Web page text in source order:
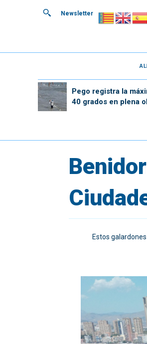
Newsletter
Pego registra la
40 grados en plena
Estos